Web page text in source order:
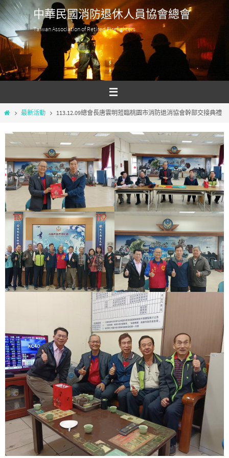
Skip
to
content
中華民國消防退休人員協會總會
Taiwan Association of Retired Firefighters
Home最新活動 113.12.09總會長唐雲明蒞臨桃園市消防退消協會幹部交接典禮